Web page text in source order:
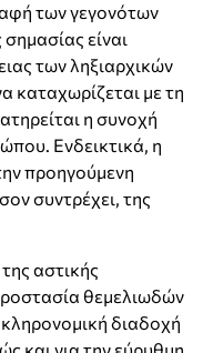
των γεγονότων
είναι
των ληξιαρχικών
καταχωρίζεται με τη
η συνοχή
Ενδεικτικά, η
προηγούμενη
συντρέχει, της
αστικής
θεμελιωδών
διαδοχή